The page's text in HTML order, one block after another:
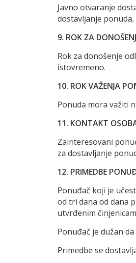
Javno otvaranje
dostavljanje ponuda,
9. ROK ZA
Rok za donošenje
istovremeno.
10. ROK VAŽENJA
Ponuda mora važiti
11. KONTAKT
Zainteresovani
za dostavljanje
12. PRIMEDBE
Ponuđač koji je
od tri dana od dana
utvrđenim
Ponuđač je dužan
Primedbe se